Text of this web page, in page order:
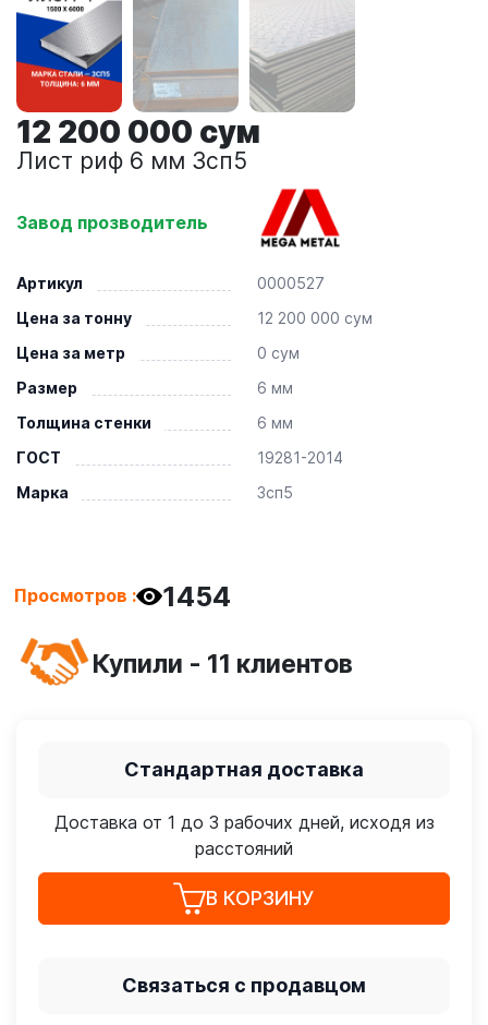
12 200 000 сум
Лист риф 6 мм 3сп5
Завод прозводитель
Артикул
0000527
Цена за тонну
12 200 000 сум
Цена за метр
0 сум
Размер
6 мм
Толщина стенки
6 мм
ГОСТ
19281-2014
Марка
3сп5
Просмотров : 1454
Купили - 11 клиентов
Стандартная доставка
Доставка от 1 до 3 рабочих дней, исходя из
расстояний
В КОРЗИНУ
Связаться с продавцом